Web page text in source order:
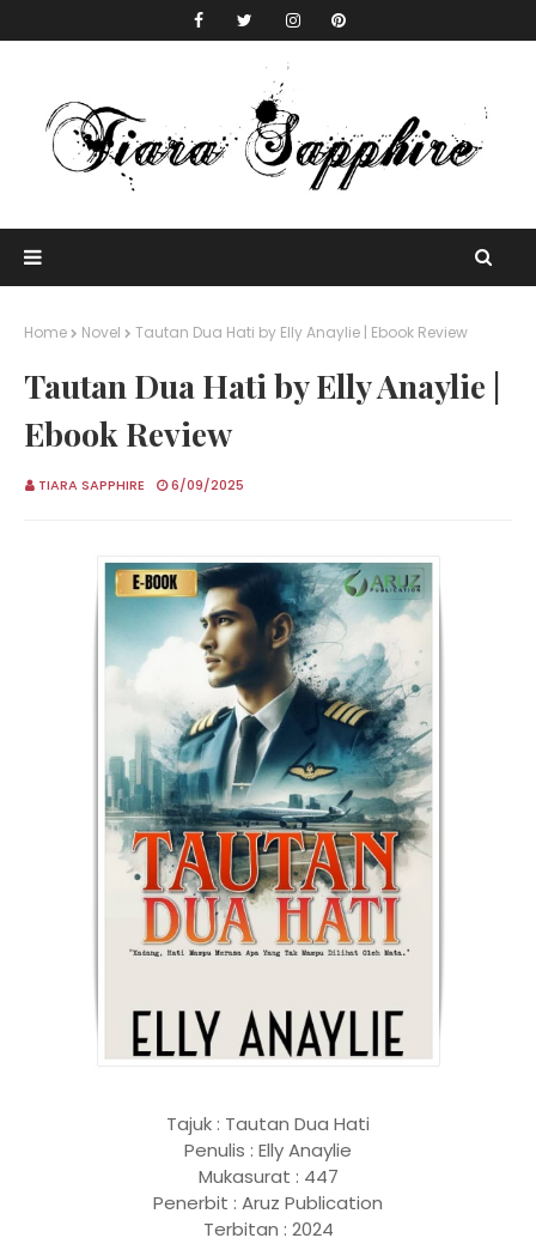
Home Novel Tautan Dua Hati by Elly Anaylie | Ebook Review
Tautan Dua Hati by Elly Anaylie |
Ebook Review
TIARA SAPPHIRE 6/09/2025
Tajuk : Tautan Dua Hati
Penulis : Elly Anaylie
Mukasurat : 447
Penerbit : Aruz Publication
Terbitan : 2024